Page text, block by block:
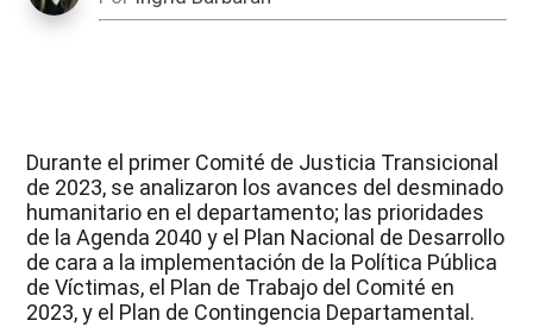
Durante el primer Comité de Justicia Transicional
de 2023, se analizaron los avances del desminado
humanitario en el departamento; las prioridades
de la Agenda 2040 y el Plan Nacional de Desarrollo
de cara a la implementación de la Política Pública
de Víctimas, el Plan de Trabajo del Comité en
2023, y el Plan de Contingencia Departamental.